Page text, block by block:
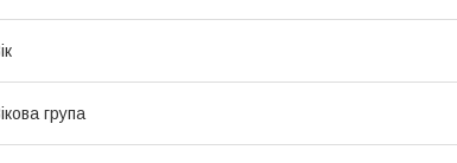
група